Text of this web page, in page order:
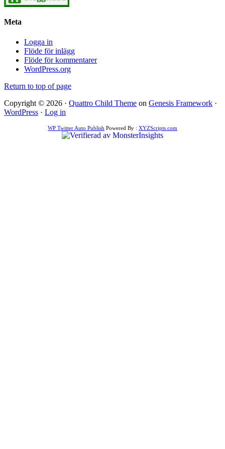
Meta
Logga in
Flöde för inlägg
Flöde för kommentarer
WordPress.org
Return to top of page
Copyright © 2026 · Quattro Child Theme on Genesis Framework ·
WordPress · Log in
WP Twitter Auto Publish Powered By : XYZScripts.com